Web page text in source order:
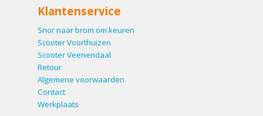
Klantenservice
Snor naar brom om keuren
Scooter Voorthuizen
Scooter Veenendaal
Retour
Algemene voorwaarden
Contact
Werkplaats